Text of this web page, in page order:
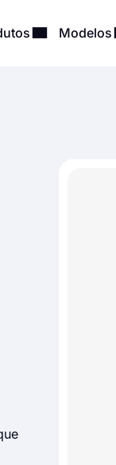
Modelos